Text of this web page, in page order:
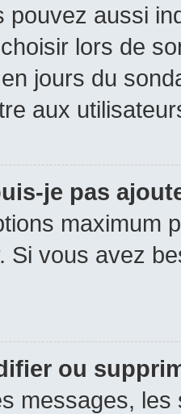
pouvez aussi
lors de
jours du
aux
je pas
maximum
Si vous avez
ou
messages,